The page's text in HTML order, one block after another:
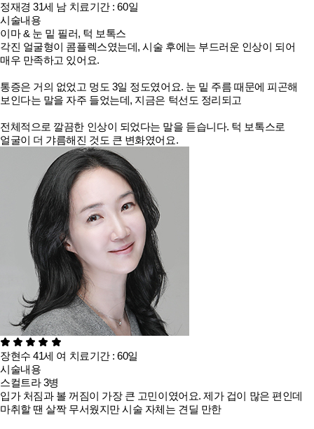
정재경 31세 남 치료기간 : 60일
시술내용
이마 & 눈 밑 필러, 턱 보톡스
각진 얼굴형이 콤플렉스였는데, 시술 후에는 부드러운 인상이 되어
매우 만족하고 있어요.
통증은 거의 없었고 멍도 3일 정도였어요. 눈 밑 주름 때문에 피곤해
보인다는 말을 자주 들었는데, 지금은 턱선도 정리되고
전체적으로 깔끔한 인상이 되었다는 말을 듣습니다. 턱 보톡스로
얼굴이 더 갸름해진 것도 큰 변화였어요.
장현수 41세 여 치료기간 : 60일
시술내용
스컬트라 3병
입가 처짐과 볼 꺼짐이 가장 큰 고민이였어요. 제가 겁이 많은 편인데
마취할 땐 살짝 무서웠지만 시술 자체는 견딜 만한